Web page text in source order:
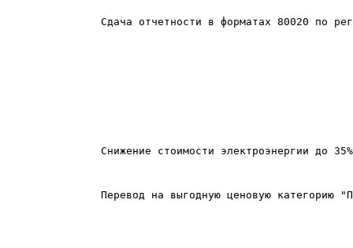
Сдача отчетности в форматах 80020 по
Снижение стоимости электроэнергии до 35%
Перевод на выгодную ценовую категорию